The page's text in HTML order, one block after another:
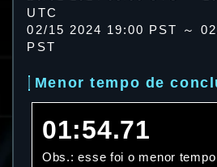
UTC
02/15 2024 19:00 PST ～
PST
Menor tempo de
01:54.71
Obs.: esse foi o menor